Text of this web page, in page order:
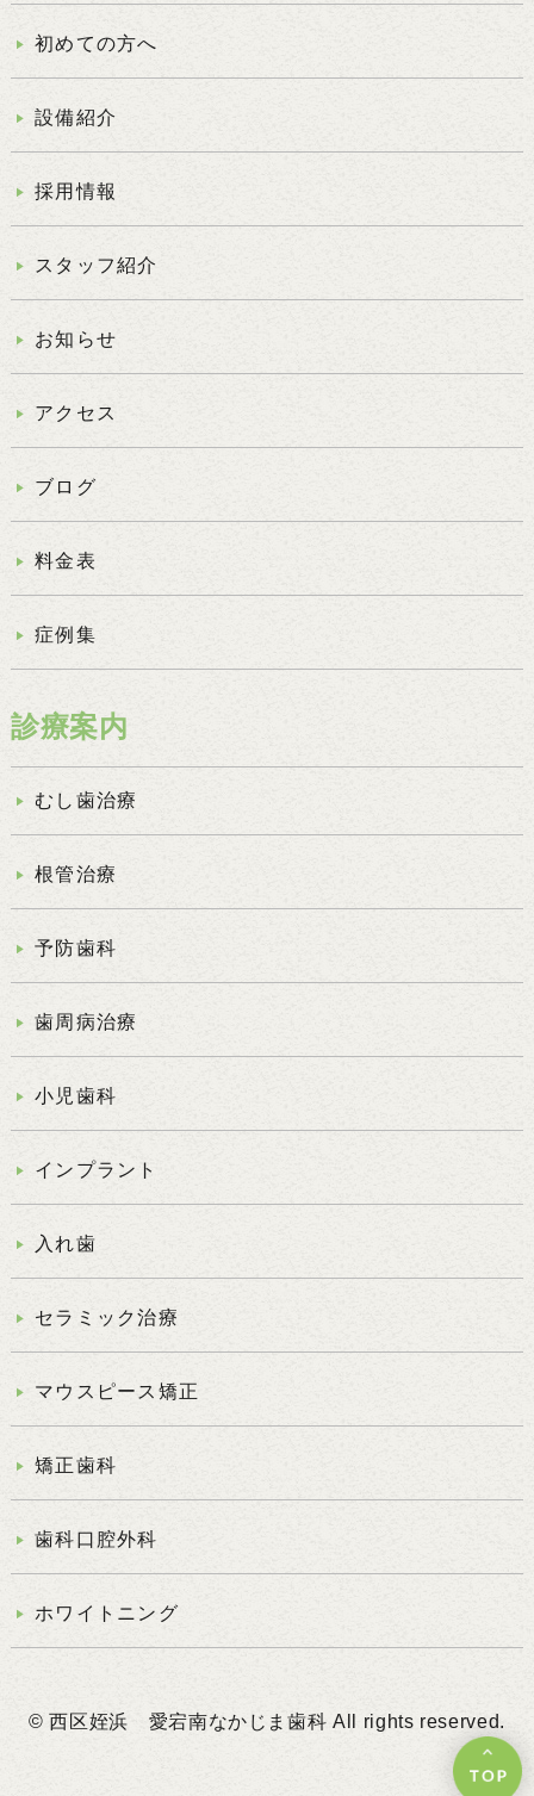
初めての方へ
設備紹介
採用情報
スタッフ紹介
お知らせ
アクセス
ブログ
料金表
症例集
診療案内
むし歯治療
根管治療
予防歯科
歯周病治療
小児歯科
インプラント
入れ歯
セラミック治療
マウスピース矯正
矯正歯科
歯科口腔外科
ホワイトニング
© 西区姪浜 愛宕南なかじま歯科 All rights reserved.